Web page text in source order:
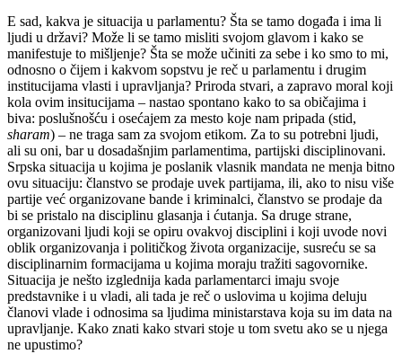
E sad, kakva je situacija u parlamentu? Šta se tamo događa i ima li
ljudi u državi? Može li se tamo misliti svojom glavom i kako se
manifestuje to mišljenje? Šta se može učiniti za sebe i ko smo to mi,
odnosno o čijem i kakvom sopstvu je reč u parlamentu i drugim
institucijama vlasti i upravljanja? Priroda stvari, a zapravo moral koji
kola ovim insitucijama – nastao spontano kako to sa običajima i
biva: poslušnošću i osećajem za mesto koje nam pripada (stid,
sharam) – ne traga sam za svojom etikom. Za to su potrebni ljudi,
ali su oni, bar u dosadašnjim parlamentima, partijski disciplinovani.
Srpska situacija u kojima je poslanik vlasnik mandata ne menja bitno
ovu situaciju: članstvo se prodaje uvek partijama, ili, ako to nisu više
partije već organizovane bande i kriminalci, članstvo se prodaje da
bi se pristalo na disciplinu glasanja i ćutanja. Sa druge strane,
organizovani ljudi koji se opiru ovakvoj disciplini i koji uvode novi
oblik organizovanja i političkog života organizacije, susreću se sa
disciplinarnim formacijama u kojima moraju tražiti sagovornike.
Situacija je nešto izglednija kada parlamentarci imaju svoje
predstavnike i u vladi, ali tada je reč o uslovima u kojima deluju
članovi vlade i odnosima sa ljudima ministarstava koja su im data na
upravljanje. Kako znati kako stvari stoje u tom svetu ako se u njega
ne upustimo?